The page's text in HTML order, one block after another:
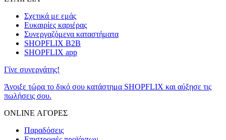
Σχετικά με εμάς
Ευκαιρίες καριέρας
Συνεργαζόμενα καταστήματα
SHOPFLIX B2B
SHOPFLIX app
Γίνε συνεργάτης!
Άνοιξε τώρα το δικό σου κατάστημα SHOPFLIX και αύξησε τις
πωλήσεις σου.
ONLINE ΑΓΟΡΕΣ
Παραδόσεις